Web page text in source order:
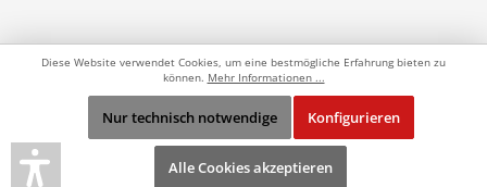
Diese Website verwendet Cookies, um eine bestmögliche Erfahrung bieten zu
können. Mehr Informationen ...
Nur technisch notwendige Konfigurieren
Alle Cookies akzeptieren